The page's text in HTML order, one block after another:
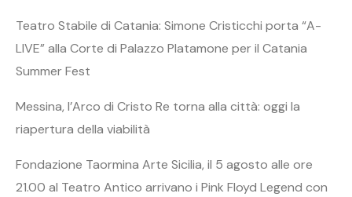
Teatro Stabile di Catania: Simone Cristicchi porta “A-
LIVE” alla Corte di Palazzo Platamone per il Catania
Summer Fest
Messina, l’Arco di Cristo Re torna alla città: oggi la
riapertura della viabilità
Fondazione Taormina Arte Sicilia, il 5 agosto alle ore
21.00 al Teatro Antico arrivano i Pink Floyd Legend con